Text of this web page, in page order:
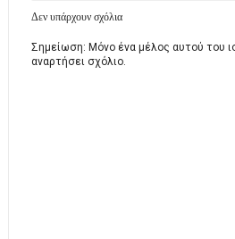
Δεν υπάρχουν σχόλια
Σημείωση: Μόνο ένα μέλος αυτού του
αναρτήσει σχόλιο.